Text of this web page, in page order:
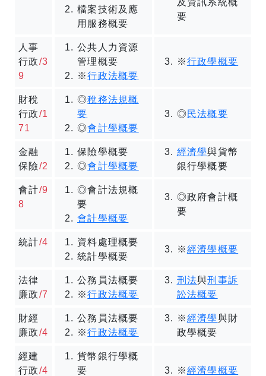
檔案技術及應
用服務概要
要
人事
行政/3
9
公共人力資源
管理概要
※行政法概要
※行政學概要
財稅
行政/1
71
◎稅務法規概
要
◎會計學概要
◎民法概要
金融
保險/2
保險學概要
◎會計學概要
經濟學與貨幣
銀行學概要
會計/9
8
◎會計法規概
要
會計學概要
◎政府會計概
要
統計/4
資料處理概要
統計學概要
※經濟學概要
法律
廉政/7
公務員法概要
※行政法概要
刑法與刑事訴
訟法概要
財經
廉政/4
公務員法概要
※行政法概要
※經濟學與財
政學概要
經建
行政/4
貨幣銀行學概
要
※經濟學概要